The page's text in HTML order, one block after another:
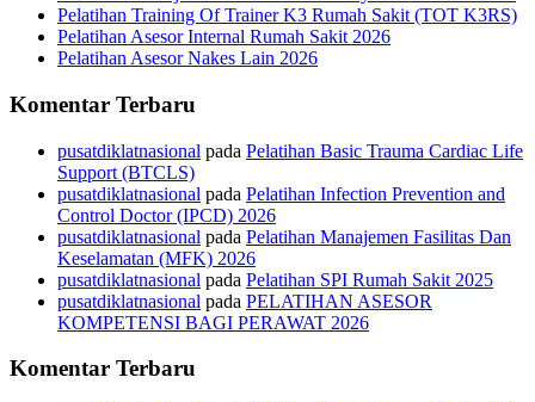
Pelatihan Training Of Trainer K3 Rumah Sakit (TOT K3RS)
Pelatihan Asesor Internal Rumah Sakit 2026
Pelatihan Asesor Nakes Lain 2026
Komentar Terbaru
pusatdiklatnasional pada Pelatihan Basic Trauma Cardiac Life
Support (BTCLS)
pusatdiklatnasional pada Pelatihan Infection Prevention and
Control Doctor (IPCD) 2026
pusatdiklatnasional pada Pelatihan Manajemen Fasilitas Dan
Keselamatan (MFK) 2026
pusatdiklatnasional pada Pelatihan SPI Rumah Sakit 2025
pusatdiklatnasional pada PELATIHAN ASESOR
KOMPETENSI BAGI PERAWAT 2026
Komentar Terbaru